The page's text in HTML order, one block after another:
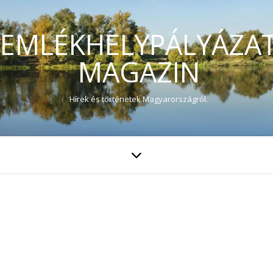
MAGAZIN
Hírek és történetek Magyarországról.